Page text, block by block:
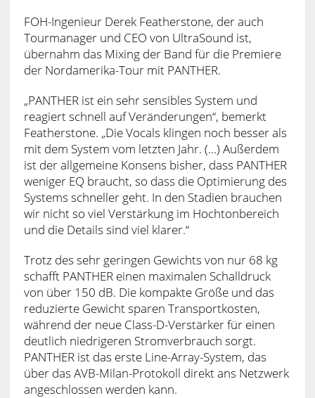
FOH-Ingenieur Derek Featherstone, der auch
Tourmanager und CEO von UltraSound ist,
übernahm das Mixing der Band für die Premiere
der Nordamerika-Tour mit PANTHER.
„PANTHER ist ein sehr sensibles System und
reagiert schnell auf Veränderungen“, bemerkt
Featherstone. „Die Vocals klingen noch besser als
mit dem System vom letzten Jahr. (…) Außerdem
ist der allgemeine Konsens bisher, dass PANTHER
weniger EQ braucht, so dass die Optimierung des
Systems schneller geht. In den Stadien brauchen
wir nicht so viel Verstärkung im Hochtonbereich
und die Details sind viel klarer.“
Trotz des sehr geringen Gewichts von nur 68 kg
schafft PANTHER einen maximalen Schalldruck
von über 150 dB. Die kompakte Größe und das
reduzierte Gewicht sparen Transportkosten,
während der neue Class-D-Verstärker für einen
deutlich niedrigeren Stromverbrauch sorgt.
PANTHER ist das erste Line-Array-System, das
über das AVB-Milan-Protokoll direkt ans Netzwerk
angeschlossen werden kann.